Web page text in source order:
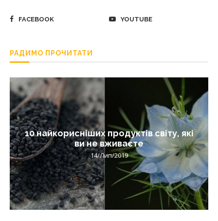
FACEBOOK YOUTUBE
РАДИМО ПРОЧИТАТИ
10 найкорисніших продуктів світу, які
ви не вживаєте
14/Лип/2019